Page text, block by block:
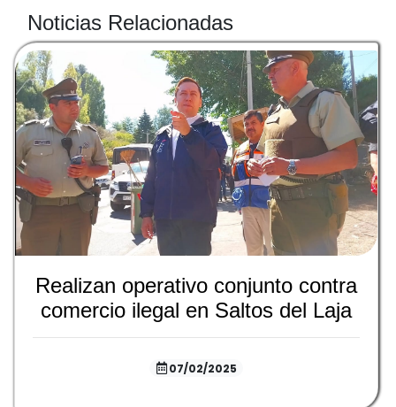
Noticias Relacionadas
Realizan operativo conjunto contra
comercio ilegal en Saltos del Laja
07/02/2025